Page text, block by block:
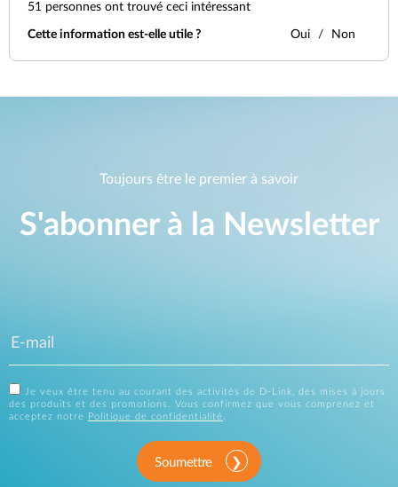
51 personnes ont trouvé ceci intéressant
Cette information est-elle utile ? Oui Non
Toujours être le premier à savoir
S'abonner à la Newsletter
Je veux être tenu au courant des activités de D-Link, des mises à jours
des produits et des promotions. Vous confirmez que vous comprenez et
acceptez notre
Politique de confidentialité.
Soumettre